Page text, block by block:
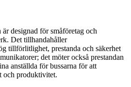
designad för småföretag och
Det tillhandahåller
tillförlitlighet, prestanda och säkerhet
det möter också prestandan
anställda för bussarna för att
och produktivitet.